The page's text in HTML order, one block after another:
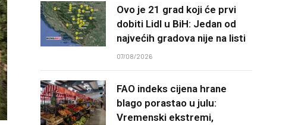
Ovo je 21 grad koji će prvi
dobiti Lidl u BiH: Jedan od
najvećih gradova nije na listi
07/08/2026
FAO indeks cijena hrane
blago porastao u julu:
Vremenski ekstremi,